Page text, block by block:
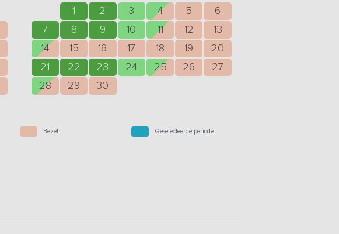
1 2 3 4 5
6
7
8 9 10 11 12
13
14
15 16 17 18 19
20
21
22 23 24 25 26
27
28
29 30
Bezet Geselecteerde periode